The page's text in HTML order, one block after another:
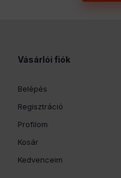
Vásárlói fiók
Belépés
Regisztráció
Profilom
Kosár
Kedvenceim